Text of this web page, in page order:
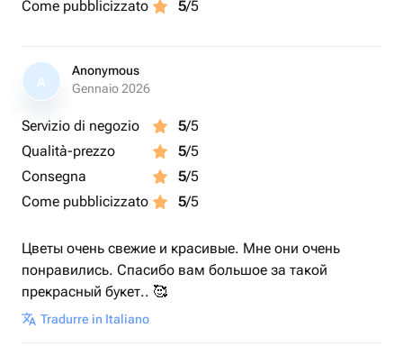
Come pubblicizzato 5/5
A
Anonymous
Gennaio 2026
Servizio di negozio 5/5
Qualità-prezzo
5/5
Consegna
5/5
Come pubblicizzato
5/5
Цветы очень свежие и красивые. Мне они очень
понравились. Спасибо вам большое за такой
прекрасный букет.. 🥰
Tradurre in Italiano